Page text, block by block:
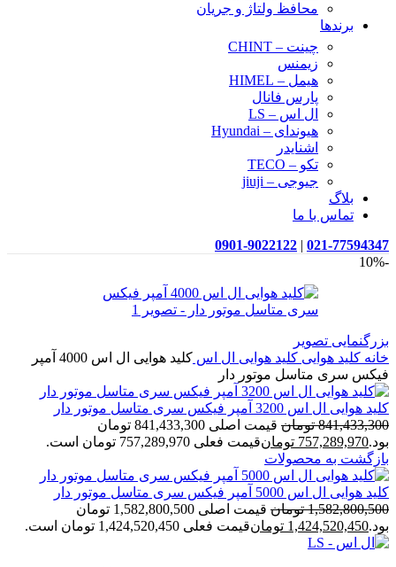
محافظ ولتاژ و‌ جریان
برندها
چینت – CHINT
زیمنس
هیمل – HIMEL
پارس فانال
ال اس – LS
هیوندای – Hyundai
اشنایدر
تکو – TECO
جیوجی – jiuji
بلاگ
تماس با ما
021-77594347
|
0901-9022122
-10%
بزرگنمایی تصویر
خانه کلید هوایی کلید هوایی ال اس
کلید هوایی ال اس 4000 آمپر
فیکس سری متاسل موتور دار
کلید هوایی ال اس 3200 آمپر فیکس سری متاسل موتور دار
841,433,300 تومان
قیمت اصلی 841,433,300 تومان
بود.757,289,970 تومانقیمت فعلی 757,289,970 تومان است.
بازگشت به محصولات
کلید هوایی ال اس 5000 آمپر فیکس سری متاسل موتور دار
1,582,800,500 تومان
قیمت اصلی 1,582,800,500 تومان
بود.1,424,520,450 تومانقیمت فعلی 1,424,520,450 تومان است.